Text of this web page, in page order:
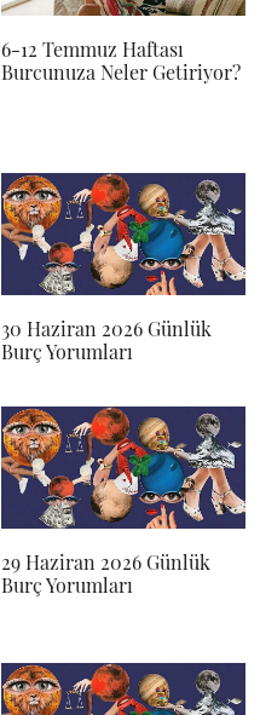
6-12 Temmuz Haftası
Burcunuza Neler Getiriyor?
30 Haziran 2026 Günlük
Burç Yorumları
29 Haziran 2026 Günlük
Burç Yorumları